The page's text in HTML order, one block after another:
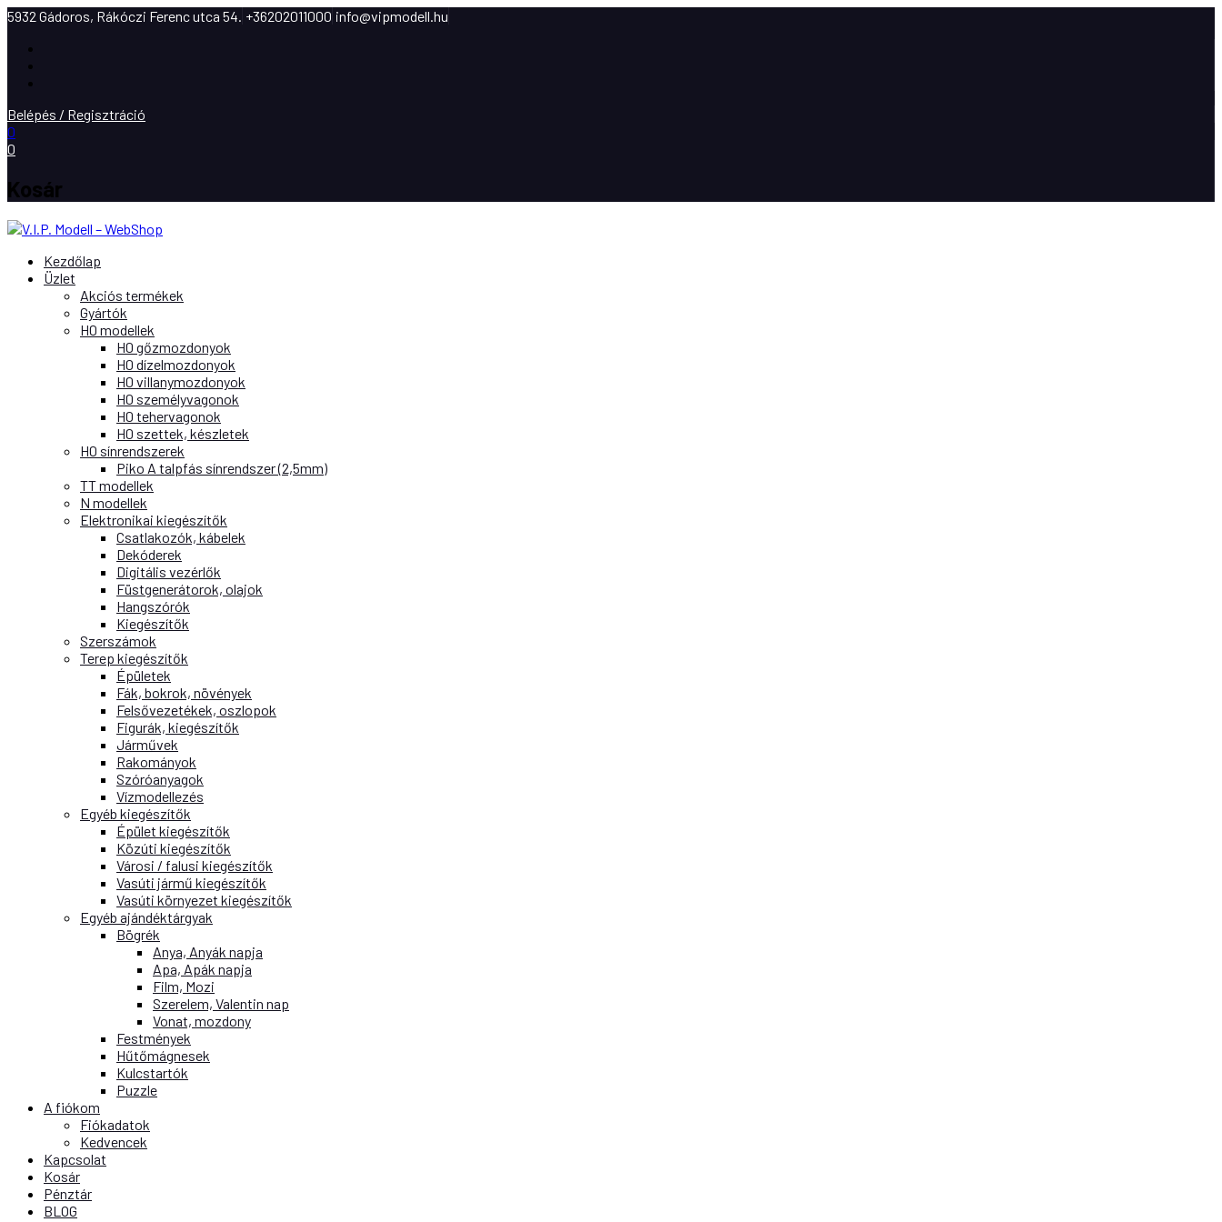
5932 Gádoros, Rákóczi Ferenc utca 54. +36202011000 info@vipmodell.hu
Belépés / Regisztráció
0
0
Kosár
Kezdőlap
Üzlet
Akciós termékek
Gyártók
H0 modellek
H0 gőzmozdonyok
H0 dízelmozdonyok
H0 villanymozdonyok
H0 személyvagonok
H0 tehervagonok
H0 szettek, készletek
H0 sínrendszerek
Piko A talpfás sínrendszer (2,5mm)
TT modellek
N modellek
Elektronikai kiegészítők
Csatlakozók, kábelek
Dekóderek
Digitális vezérlők
Füstgenerátorok, olajok
Hangszórók
Kiegészítők
Szerszámok
Terep kiegészítők
Épületek
Fák, bokrok, növények
Felsővezetékek, oszlopok
Figurák, kiegészítők
Járművek
Rakományok
Szóróanyagok
Vízmodellezés
Egyéb kiegészítők
Épület kiegészítők
Közúti kiegészítők
Városi / falusi kiegészítők
Vasúti jármű kiegészítők
Vasúti környezet kiegészítők
Egyéb ajándéktárgyak
Bögrék
Anya, Anyák napja
Apa, Apák napja
Film, Mozi
Szerelem, Valentin nap
Vonat, mozdony
Festmények
Hűtőmágnesek
Kulcstartók
Puzzle
A fiókom
Fiókadatok
Kedvencek
Kapcsolat
Kosár
Pénztár
BLOG